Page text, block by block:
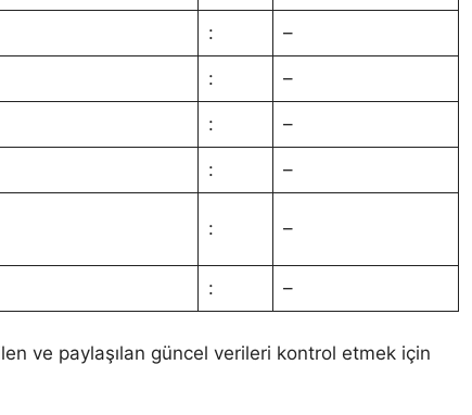
: –
: –
: –
: –
: –
: –
ve paylaşılan güncel verileri kontrol etmek için